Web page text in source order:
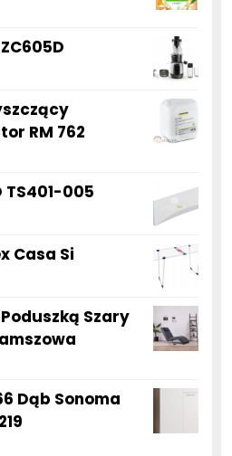
RM 762
TS401-005
Casa Si
Szary
Dąb Sonoma